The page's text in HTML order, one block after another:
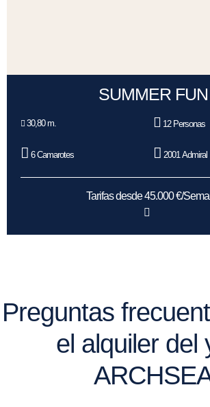
SUMMER FUN
30,80 m. 12 Personas
6 Camarotes 2001 Admiral
Tarifas desde 45.000 €/
Preguntas
el alquiler del